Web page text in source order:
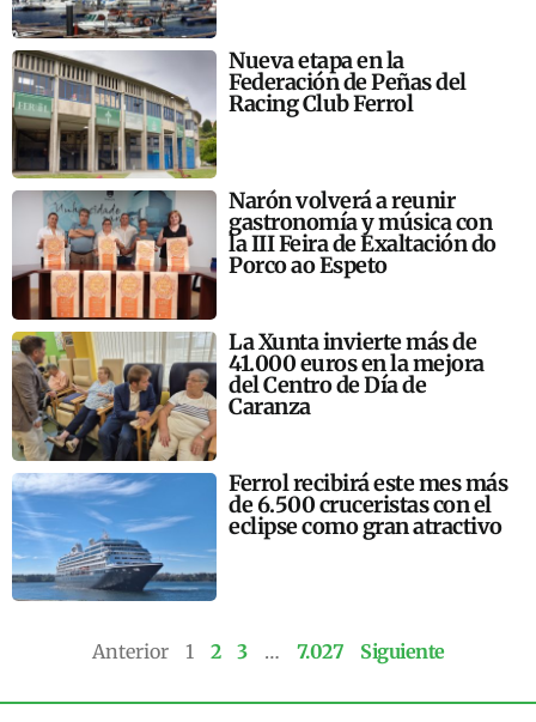
Nueva etapa en la
Federación de Peñas del
Racing Club Ferrol
Narón volverá a reunir
gastronomía y música con
la III Feira de Exaltación do
Porco ao Espeto
La Xunta invierte más de
41.000 euros en la mejora
del Centro de Día de
Caranza
Ferrol recibirá este mes más
de 6.500 cruceristas con el
eclipse como gran atractivo
Anterior 1 2 3 … 7.027 Siguiente